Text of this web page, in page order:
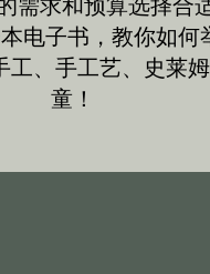
电子书，教你如何
、手工艺、史莱
童！